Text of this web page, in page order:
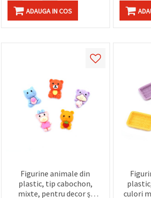
ADAUGA IN COS
Figurine animale din
plastic, tip cabochon,
mixte, pentru decor și
culori